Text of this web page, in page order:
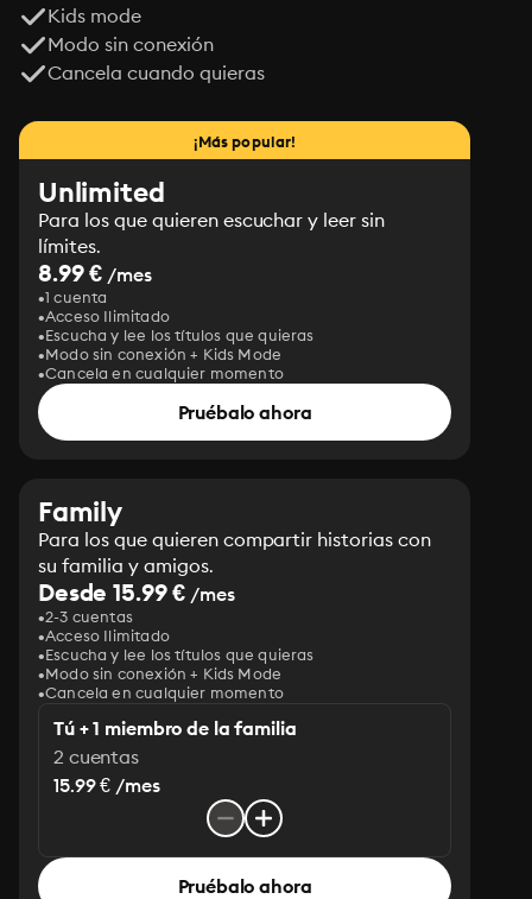
Kids mode
Modo sin conexión
Cancela cuando quieras
¡Más popular!
Unlimited
Para los que quieren escuchar y leer sin
límites.
8.99 € /mes
1 cuenta
Acceso Ilimitado
Escucha y lee los títulos que quieras
Modo sin conexión + Kids Mode
Cancela en cualquier momento
Pruébalo ahora
Family
Para los que quieren compartir historias con
su familia y amigos.
Desde 15.99 € /mes
2-3 cuentas
Acceso Ilimitado
Escucha y lee los títulos que quieras
Modo sin conexión + Kids Mode
Cancela en cualquier momento
Tú + 1 miembro de la familia
2 cuentas
15.99 € /mes
Pruébalo ahora